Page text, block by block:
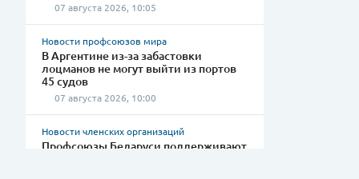
07 августа 2026, 10:05
Новости профсоюзов мира
В Аргентине из-за забастовки
лоцманов не могут выйти из портов
45 судов
07 августа 2026, 10:00
Новости членских организаций
Профсоюзы Беларуси поддерживают